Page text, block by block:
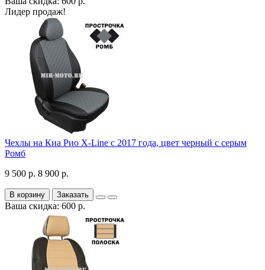
Лидер продаж!
Чехлы на Киа Рио X-Line с 2017 года, цвет черный с серым
Ромб
9 500 р. 8 900 р.
В корзину Заказать
Ваша скидка: 600 р.